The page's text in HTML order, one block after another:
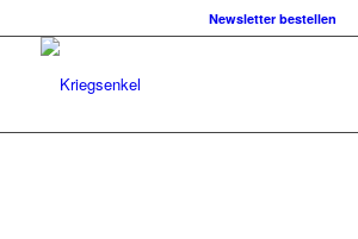
Newsletter bestellen